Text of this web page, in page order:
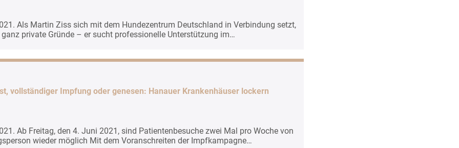
Als Martin Ziss sich mit dem Hundezentrum Deutschland in Verbindung setzt,
private Gründe – er sucht professionelle Unterstützung im…
vollständiger Impfung oder genesen: Hanauer Krankenhäuser lockern
Ab Freitag, den 4. Juni 2021, sind Patientenbesuche zwei Mal pro Woche von
wieder möglich Mit dem Voranschreiten der Impfkampagne…